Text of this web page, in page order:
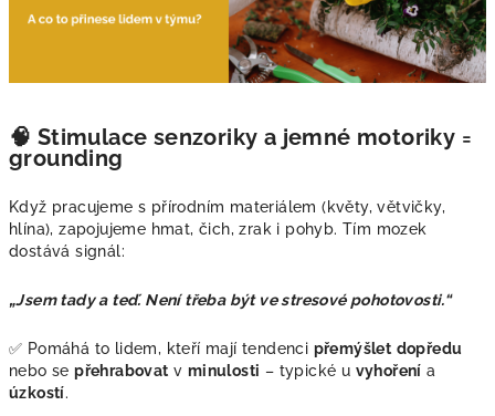
🧠 Stimulace senzoriky a jemné motoriky =
grounding
Když pracujeme s přírodním materiálem (květy, větvičky,
hlína), zapojujeme hmat, čich, zrak i pohyb. Tím mozek
dostává signál:
„Jsem tady a teď. Není třeba být ve stresové pohotovosti.“
✅ Pomáhá to lidem, kteří mají tendenci přemýšlet dopředu
nebo sepřehrabovat v minulosti – typické u vyhoření a
úzkostí.